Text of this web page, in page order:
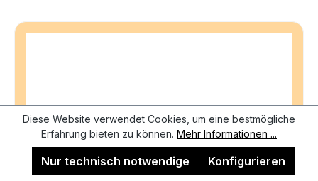
Diese Website verwendet Cookies, um eine bestmögliche
Erfahrung bieten zu können. Mehr Informationen ...
Nur technisch notwendige Konfigurieren